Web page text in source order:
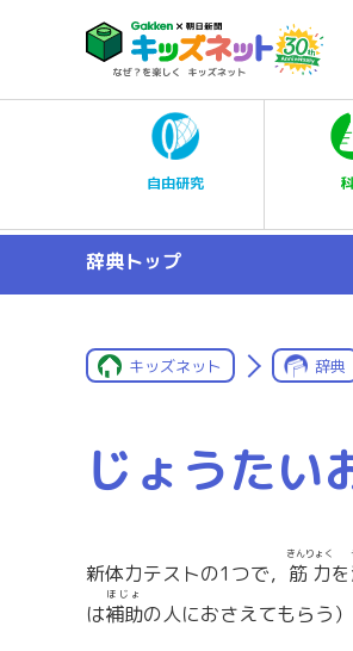
自由研究
辞典トップ
キッズネット 辞典
じょうたい
新体力テストの1つで， 筋力
きんりょく
を
は補助
ほじょ
の人におさえてもらう